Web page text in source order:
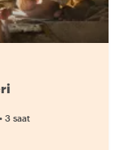
• 3 saat